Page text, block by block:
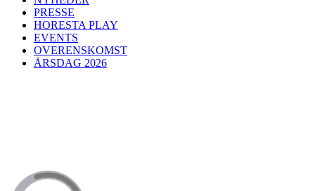
PRESSE
HORESTA PLAY
EVENTS
OVERENSKOMST
ÅRSDAG 2026